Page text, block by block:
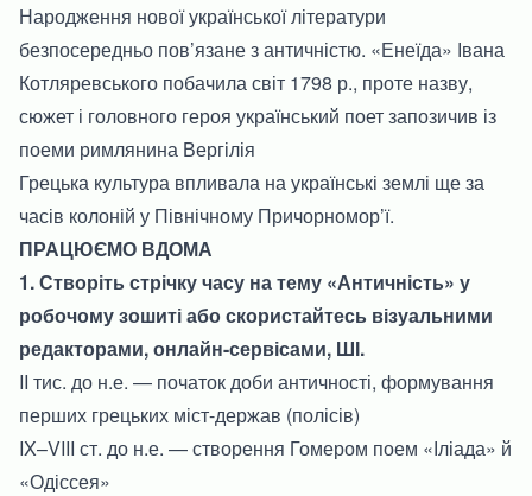
Народження нової української літератури
безпосередньо пов’язане з античністю. «Енеїда» Івана
Котляревського побачила світ 1798 р., проте назву,
сюжет і головного героя український поет запозичив із
поеми римлянина Вергілія
Грецька культура впливала на українські землі ще за
часів колоній у Північному Причорномор’ї.
ПРАЦЮЄМО ВДОМА
1. Створіть стрічку часу на тему «Античність» у
робочому зошиті або скористайтесь візуальними
редакторами, онлайн-сервісами, ШІ.
II тис. до н.е. — початок доби античності, формування
перших грецьких міст-держав (полісів)
IX–VIII ст. до н.е. — створення Гомером поем «Іліада» й
«Одіссея»